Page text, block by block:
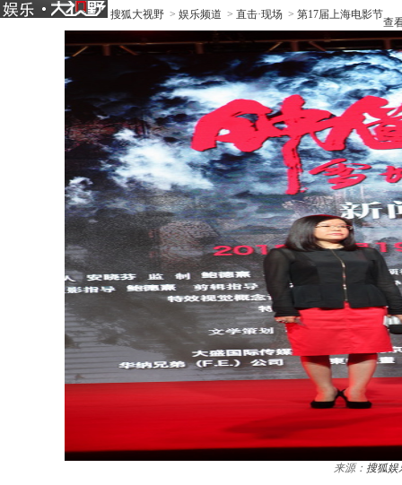
搜狐大视野 > 娱乐频道 > 直击·现场 > 第17届上海电影节
查
来源： 搜狐娱